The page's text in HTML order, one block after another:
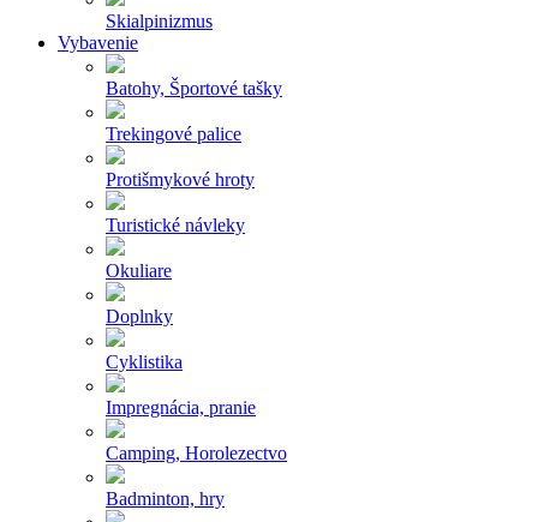
Skialpinizmus
Vybavenie
Batohy, Športové tašky
Trekingové palice
Protišmykové hroty
Turistické návleky
Okuliare
Doplnky
Cyklistika
Impregnácia, pranie
Camping, Horolezectvo
Badminton, hry